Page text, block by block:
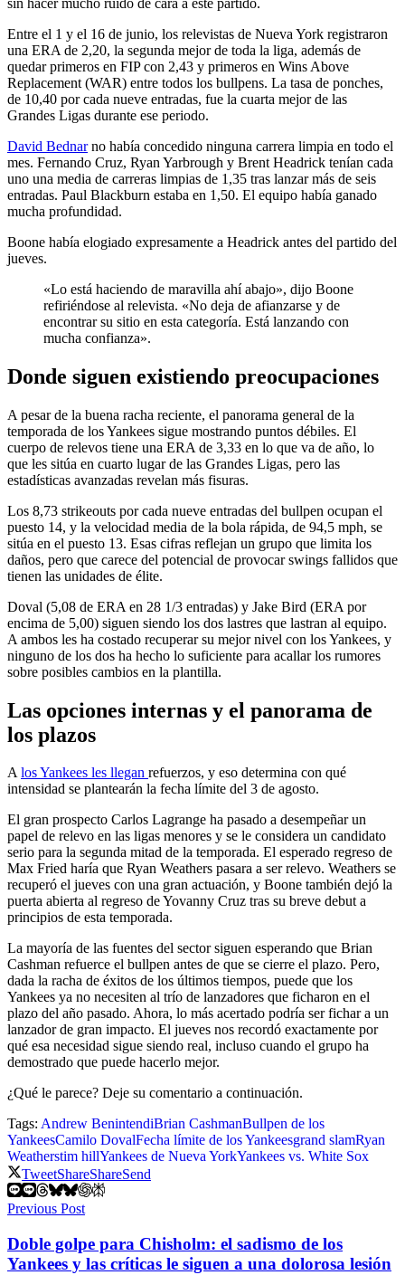
Entre el 1 y el 16 de junio, los relevistas de Nueva York registraron
una ERA de 2,20, la segunda mejor de toda la liga, además de
quedar primeros en FIP con 2,43 y primeros en Wins Above
Replacement (WAR) entre todos los bullpens. La tasa de ponches,
de 10,40 por cada nueve entradas, fue la cuarta mejor de las
Grandes Ligas durante ese periodo.
David Bednarno había concedido ninguna carrera limpia en todo el
mes. Fernando Cruz, Ryan Yarbrough y Brent Headrick tenían cada
uno una media de carreras limpias de 1,35 tras lanzar más de seis
entradas. Paul Blackburn estaba en 1,50. El equipo había ganado
mucha profundidad.
Boone había elogiado expresamente a Headrick antes del partido del
jueves.
«Lo está haciendo de maravilla ahí abajo», dijo Boone
refiriéndose al relevista. «No deja de afianzarse y de
encontrar su sitio en esta categoría. Está lanzando con
mucha confianza».
Donde siguen existiendo preocupaciones
A pesar de la buena racha reciente, el panorama general de la
temporada de los Yankees sigue mostrando puntos débiles. El
cuerpo de relevos tiene una ERA de 3,33 en lo que va de año, lo
que les sitúa en cuarto lugar de las Grandes Ligas, pero las
estadísticas avanzadas revelan más fisuras.
Los 8,73 strikeouts por cada nueve entradas del bullpen ocupan el
puesto 14, y la velocidad media de la bola rápida, de 94,5 mph, se
sitúa en el puesto 13. Esas cifras reflejan un grupo que limita los
daños, pero que carece del potencial de provocar swings fallidos que
tienen las unidades de élite.
Doval (5,08 de ERA en 28 1/3 entradas) y Jake Bird (ERA por
encima de 5,00) siguen siendo los dos lastres que lastran al equipo.
A ambos les ha costado recuperar su mejor nivel con los Yankees, y
ninguno de los dos ha hecho lo suficiente para acallar los rumores
sobre posibles cambios en la plantilla.
Las opciones internas y el panorama de
los plazos
Alos Yankees les llegan refuerzos, y eso determina con qué
intensidad se plantearán la fecha límite del 3 de agosto.
El gran prospecto Carlos Lagrange ha pasado a desempeñar un
papel de relevo en las ligas menores y se le considera un candidato
serio para la segunda mitad de la temporada. El esperado regreso de
Max Fried haría que Ryan Weathers pasara a ser relevo. Weathers se
recuperó el jueves con una gran actuación, y Boone también dejó la
puerta abierta al regreso de Yovanny Cruz tras su breve debut a
principios de esta temporada.
La mayoría de las fuentes del sector siguen esperando que Brian
Cashman refuerce el bullpen antes de que se cierre el plazo. Pero,
dada la racha de éxitos de los últimos tiempos, puede que los
Yankees ya no necesiten al trío de lanzadores que ficharon en el
plazo del año pasado. Ahora, lo más acertado podría ser fichar a un
lanzador de gran impacto. El jueves nos recordó exactamente por
qué esa necesidad sigue siendo real, incluso cuando el grupo ha
demostrado que puede hacerlo mejor.
¿Qué le parece? Deje su comentario a continuación.
Tags: Andrew BenintendiBrian CashmanBullpen de los
YankeesCamilo DovalFecha límite de los Yankeesgrand slamRyan
Weatherstim hillYankees de Nueva YorkYankees vs. White Sox
TweetShareShareSend
Previous Post
Doble golpe para Chisholm: el sadismo de los
Yankees y las críticas le siguen a una dolorosa lesión